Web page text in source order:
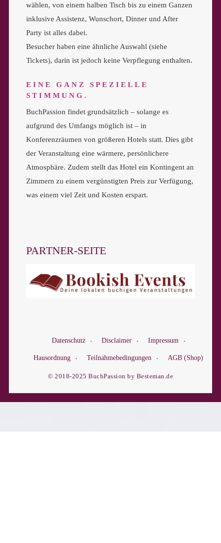
wählen, von einem halben Tisch bis zu einem Ganzen
inklusive Assistenz, Wunschort, Dinner und After
Party ist alles dabei.
Besucher haben eine ähnliche Auswahl (siehe
Tickets), darin ist jedoch keine Verpflegung enthalten.
EINE GANZ SPEZIELLE
STIMMUNG.
BuchPassion findet grundsätzlich – solange es
aufgrund des Umfangs möglich ist – in
Konferenzräumen von größeren Hotels statt. Dies gibt
der Veranstaltung eine wärmere, persönlichere
Atmosphäre. Zudem stellt das Hotel ein Kontingent an
Zimmern zu einem vergünstigten Preis zur Verfügung,
was einem viel Zeit und Kosten erspart.
PARTNER-SEITE
Datenschutz Disclaimer Impressum
Hausordnung Teilnahmebedingungen AGB (Shop)
© 2018-2025 BuchPassion by Besteman.de